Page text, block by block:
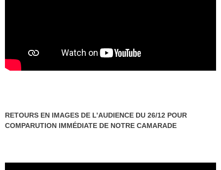
RETOURS EN IMAGES DE L’AUDIENCE DU 26/12 POUR
COMPARUTION IMMÉDIATE DE NOTRE CAMARADE